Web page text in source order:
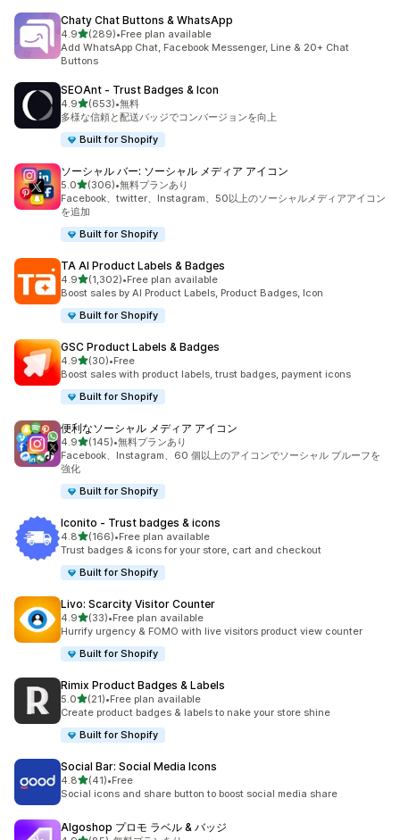
Chaty Chat Buttons & WhatsApp
4.95つ星中
(289)
合計レビュー数：289件
•Free plan available
Add WhatsApp Chat, Facebook Messenger, Line & 20+ Chat
Buttons
SEOAnt ‑ Trust Badges & Icon
4.95つ星中
(653)
合計レビュー数：653件
•無料
多様な信頼と配送バッジでコンバージョンを向上
Built for Shopify
ソーシャル バー: ソーシャル メディア アイコン
5.05つ星中
(306)
合計レビュー数：306件
•無料プランあり
Facebook、twitter、Instagram、50以上のソーシャルメディアアイコン
を追加
Built for Shopify
TA AI Product Labels & Badges
4.95つ星中
(1,302)
合計レビュー数：1302件
•Free plan available
Boost sales by AI Product Labels, Product Badges, Icon
Built for Shopify
GSC Product Labels & Badges
4.95つ星中
(30)
合計レビュー数：30件
•Free
Boost sales with product labels, trust badges, payment icons
Built for Shopify
便利なソーシャル メディア アイコン
4.95つ星中
(145)
合計レビュー数：145件
•無料プランあり
Facebook、Instagram、60 個以上のアイコンでソーシャル プルーフを
強化
Built for Shopify
Iconito ‑ Trust badges & icons
4.85つ星中
(166)
合計レビュー数：166件
•Free plan available
Trust badges & icons for your store, cart and checkout
Built for Shopify
Livo: Scarcity Visitor Counter
4.95つ星中
(33)
合計レビュー数：33件
•Free plan available
Hurrify urgency & FOMO with live visitors product view counter
Built for Shopify
Rimix Product Badges & Labels
5.05つ星中
(21)
合計レビュー数：21件
•Free plan available
Create product badges & labels to nake your store shine
Built for Shopify
Social Bar: Social Media Icons
4.85つ星中
(41)
合計レビュー数：41件
•Free
Social icons and share button to boost social media share
Algoshop プロモ ラベル & バッジ